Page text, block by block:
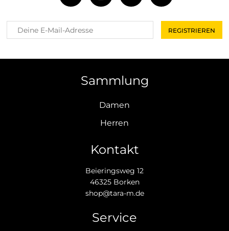
Sammlung
Damen
Herren
Kontakt
Beieringsweg 12
46325 Borken
shop@tara-m.de
Service